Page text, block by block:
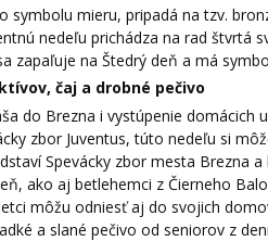
symbolu mieru, pripadá na tzv.
nedeľu prichádza na rad štvrtá
zapaľuje na Štedrý deň a má
čaj a drobné pečivo
do Brezna i vystúpenie
zbor Juventus, túto nedeľu si
Spevácky zbor mesta Brezna
ako aj betlehemci z Čierneho
môžu odniesť aj do svojich
a slané pečivo od seniorov z